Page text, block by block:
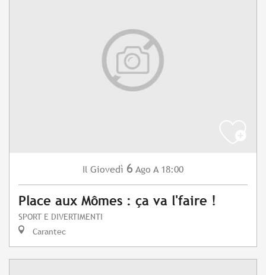
Il Giovedì 6 Ago A 18:00
Place aux Mômes : ça va l'faire !
SPORT E DIVERTIMENTI
Carantec